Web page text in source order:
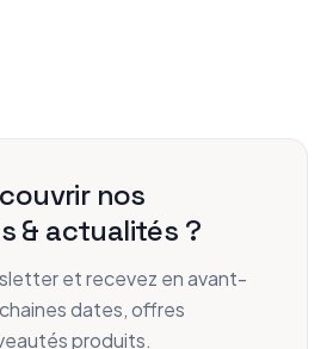
nos
& actualités ?
et recevez en avant-
dates, offres
produits.